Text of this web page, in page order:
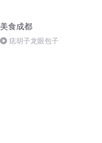
美食成都
痣胡子龙眼包子